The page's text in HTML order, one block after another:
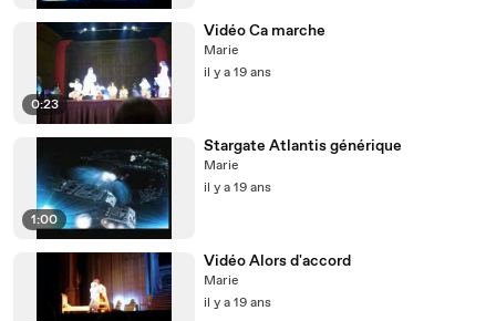
0:23
Vidéo Ca marche
Marie
il y a 19 ans
1:00
Stargate Atlantis générique
Marie
il y a 19 ans
Vidéo Alors d'accord
Marie
il y a 19 ans